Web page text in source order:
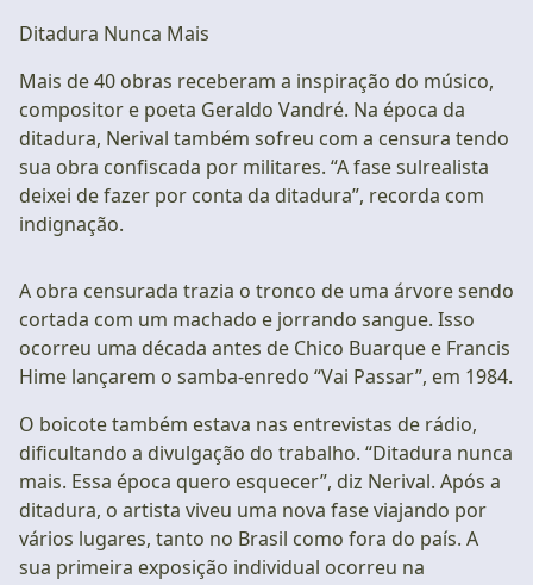
Ditadura Nunca Mais
Mais de 40 obras receberam a inspiração do músico,
compositor e poeta Geraldo Vandré. Na época da
ditadura, Nerival também sofreu com a censura tendo
sua obra confiscada por militares. “A fase sulrealista
deixei de fazer por conta da ditadura”, recorda com
indignação.
A obra censurada trazia o tronco de uma árvore sendo
cortada com um machado e jorrando sangue. Isso
ocorreu uma década antes de Chico Buarque e Francis
Hime lançarem o samba-enredo “Vai Passar”, em 1984.
O boicote também estava nas entrevistas de rádio,
dificultando a divulgação do trabalho. “Ditadura nunca
mais. Essa época quero esquecer”, diz Nerival. Após a
ditadura, o artista viveu uma nova fase viajando por
vários lugares, tanto no Brasil como fora do país. A
sua primeira exposição individual ocorreu na